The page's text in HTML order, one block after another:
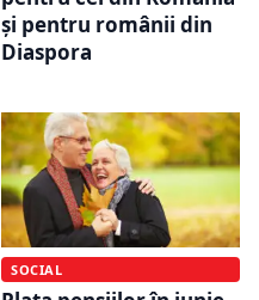
și pentru românii din
Diaspora
SOCIAL